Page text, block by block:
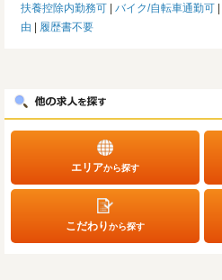
扶養控除内勤務可 バイク/自転車通勤可
由
履歴書不要
エリアから探す
こだわりから探す